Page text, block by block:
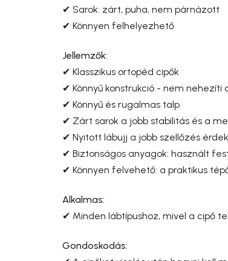
✔ Sarok: zárt, puha, nem párnázott
✔ Könnyen felhelyezhető
Jellemzők:
✔ Klasszikus ortopéd cipők
✔ Könnyű konstrukció - nem
✔ Könnyű és rugalmas talp
✔ Zárt sarok a jobb stabilitás és a
✔ Nyitott lábujj a jobb szellőzés
✔ Biztonságos anyagok: használt
✔ Könnyen felvehető: a praktikus
Alkalmas:
✔ Minden lábtípushoz, mivel a cipő
Gondoskodás: